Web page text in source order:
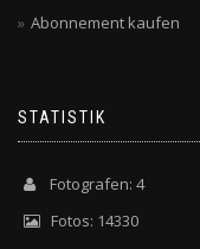
Abonnement kaufen
STATISTIK
Fotografen: 4
Fotos: 14330